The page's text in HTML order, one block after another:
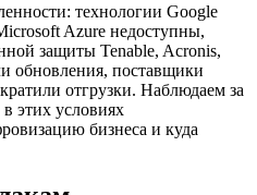
технологии Google
Azure недоступны,
защиты Tenable, Acronis,
обновления, поставщики
отгрузки. Наблюдаем за
этих условиях
бизнеса и куда